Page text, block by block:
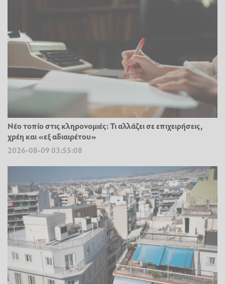
Νέο τοπίο στις κληρονομιές: Τι αλλάζει σε επιχειρήσεις,
χρέη και «εξ αδιαιρέτου»
2026-08-09 03:55:08